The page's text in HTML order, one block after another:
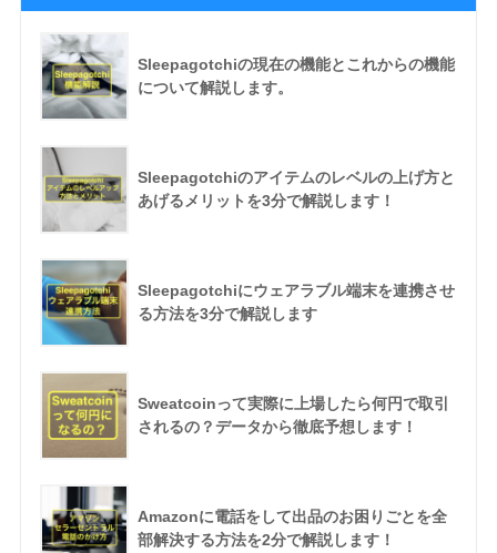
Sleepagotchiの現在の機能とこれからの機能
について解説します。
Sleepagotchiのアイテムのレベルの上げ方と
あげるメリットを3分で解説します！
Sleepagotchiにウェアラブル端末を連携させ
る方法を3分で解説します
Sweatcoinって実際に上場したら何円で取引
されるの？データから徹底予想します！
Amazonに電話をして出品のお困りごとを全
部解決する方法を2分で解説します！